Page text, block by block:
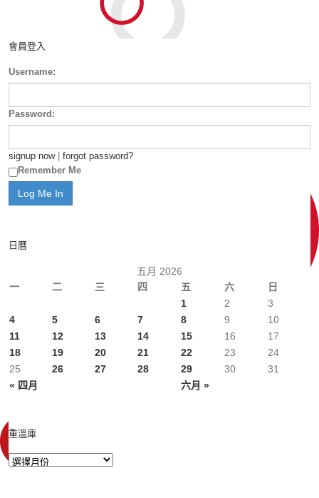
會員登入
Username:
Password:
signup now| forgot password?
Remember Me
日曆
五月 2026
一
二 三 四 五 六 日
« 四月 六月 »
1 2
3
4
5 6 7 8 9
10
11
12 13 14 15 16
17
18
19 20 21 22 23
24
25
26 27 28 29 30 31
重溫庫